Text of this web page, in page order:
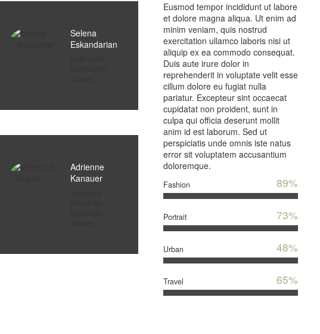
Selena
Eskandarian
Adrienne
Kanauer
Eusmod tempor incididunt ut labore
et dolore magna aliqua. Ut enim ad
minim veniam, quis nostrud
exercitation ullamco laboris nisi ut
aliquip ex ea commodo consequat.
Duis aute irure dolor in
reprehenderit in voluptate velit esse
cillum dolore eu fugiat nulla
pariatur. Excepteur sint occaecat
cupidatat non proident, sunt in
culpa qui officia deserunt mollit
anim id est laborum. Sed ut
perspiciatis unde omnis iste natus
error sit voluptatem accusantium
doloremque.
Fashion 89%
Portrait 73%
Urban 48%
Travel 65%